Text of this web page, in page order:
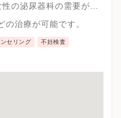
の泌尿器科の需要が高
の治療が可能です。
セリング 不妊検査